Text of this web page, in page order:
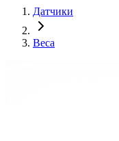
Датчики
Веса